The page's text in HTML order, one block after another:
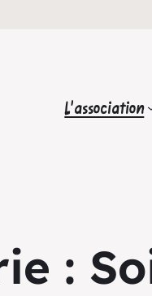
L’association
: